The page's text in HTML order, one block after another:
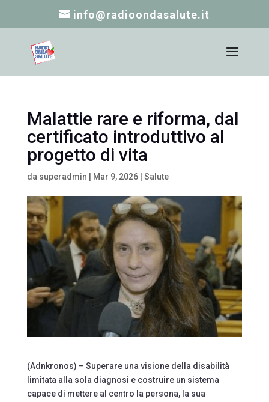
info@radioondasalute.it
Malattie rare e riforma, dal
certificato introduttivo al
progetto di vita
da superadmin Mar 9, 2026| Salute
(Adnkronos) – Superare una visione della disabilità
limitata alla sola diagnosi e costruire un sistema
capace di mettere al centro la persona, la sua